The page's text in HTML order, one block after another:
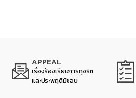
APPEAL
เรื่องร้องเรียนการทุจริต
และประพฤติมิชอบ